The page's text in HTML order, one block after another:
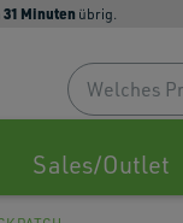
31 Minuten übrig.
Sales/Outlet